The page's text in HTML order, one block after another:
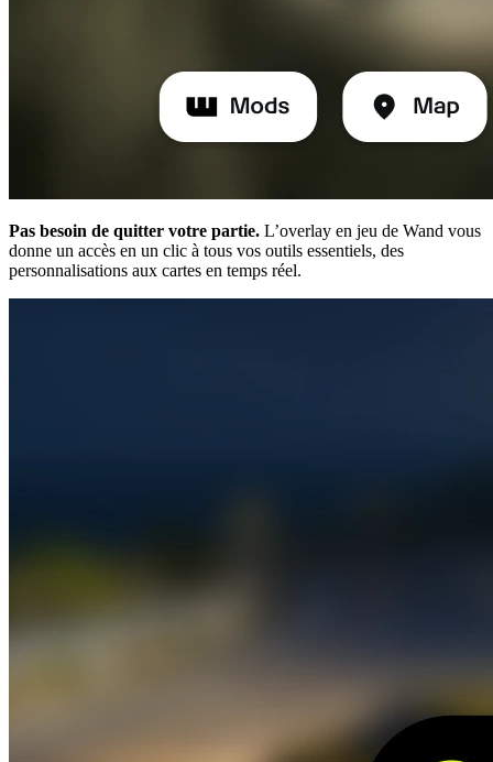
Pas besoin de quitter votre partie. L’overlay en jeu de Wand vous
donne un accès en un clic à tous vos outils essentiels, des
personnalisations aux cartes en temps réel.